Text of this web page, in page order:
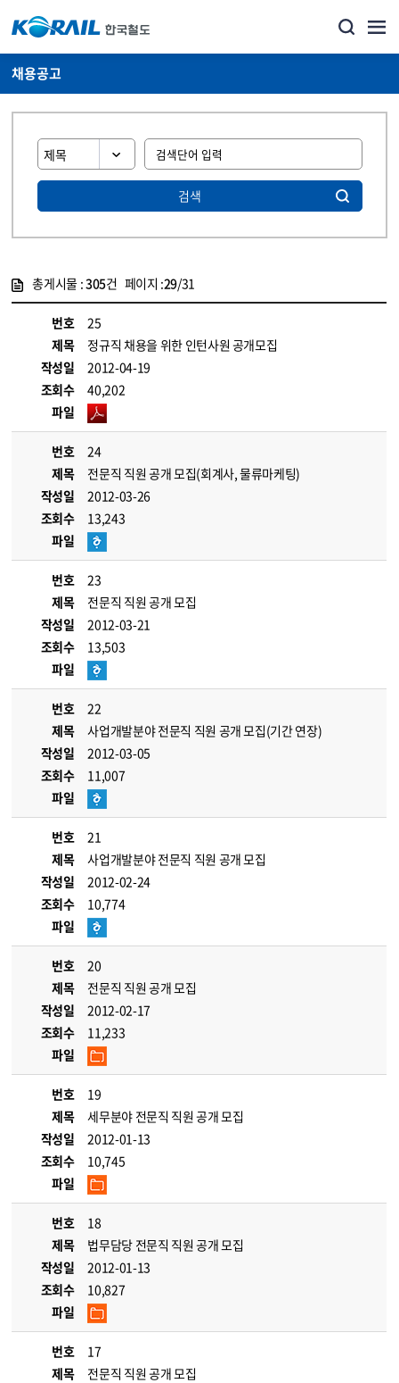
채용공고
검색
총게시물 :305건 페이지 :29/31
번호
25
제목
정규직 채용을 위한 인턴사원 공개모집
작성일
2012-04-19
조회수
40,202
파일
번호
24
제목
전문직 직원 공개 모집(회계사, 물류마케팅)
작성일
2012-03-26
조회수
13,243
파일
번호
23
제목
전문직 직원 공개 모집
작성일
2012-03-21
조회수
13,503
파일
번호
22
제목
사업개발분야 전문직 직원 공개 모집(기간 연장)
작성일
2012-03-05
조회수
11,007
파일
번호
21
제목
사업개발분야 전문직 직원 공개 모집
작성일
2012-02-24
조회수
10,774
파일
번호
20
제목
전문직 직원 공개 모집
작성일
2012-02-17
조회수
11,233
파일
번호
19
제목
세무분야 전문직 직원 공개 모집
작성일
2012-01-13
조회수
10,745
파일
번호
18
제목
법무담당 전문직 직원 공개 모집
작성일
2012-01-13
조회수
10,827
파일
번호
17
제목
전문직 직원 공개 모집